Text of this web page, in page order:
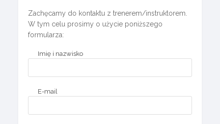
Zachęcamy do kontaktu z trenerem/instruktorem.
W tym celu prosimy o użycie poniższego
formularza:
Imię i nazwisko
E-mail